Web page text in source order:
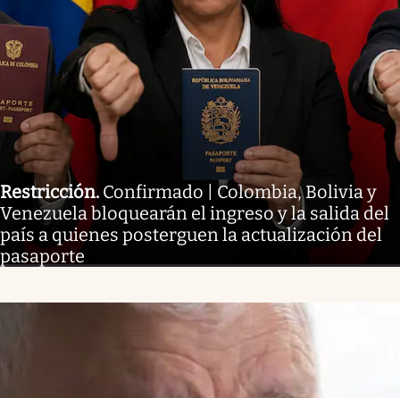
Restricción. Confirmado | Colombia, Bolivia y
Venezuela bloquearán el ingreso y la salida del
país a quienes posterguen la actualización del
pasaporte